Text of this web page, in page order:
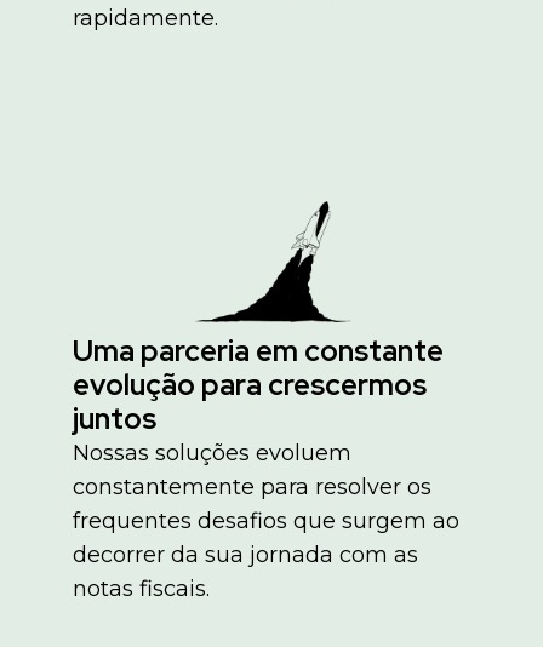
rapidamente.
Uma parceria em constante
evolução para crescermos
juntos
Nossas soluções evoluem
constantemente para resolver os
frequentes desafios que surgem ao
decorrer da sua jornada com as
notas fiscais.